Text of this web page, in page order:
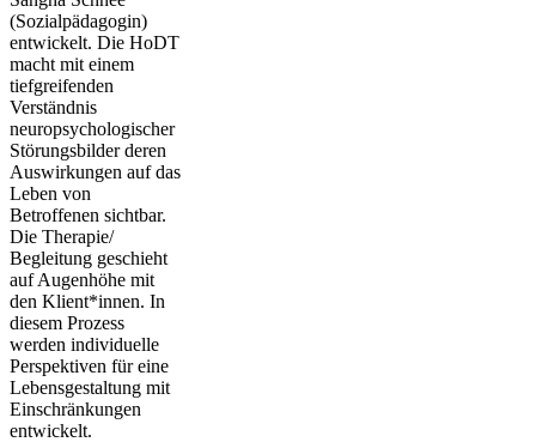
(Sozialpädagogin)
entwickelt. Die HoDT
macht mit einem
tiefgreifenden
Verständnis
neuropsychologischer
Störungsbilder deren
Auswirkungen auf das
Leben von
Betroffenen sichtbar.
Die Therapie/
Begleitung geschieht
auf Augenhöhe mit
den Klient*innen. In
diesem Prozess
werden individuelle
Perspektiven für eine
Lebensgestaltung mit
Einschränkungen
entwickelt.